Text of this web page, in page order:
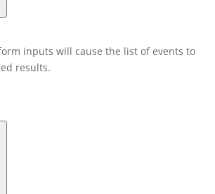
inputs will cause the list of events to
results.